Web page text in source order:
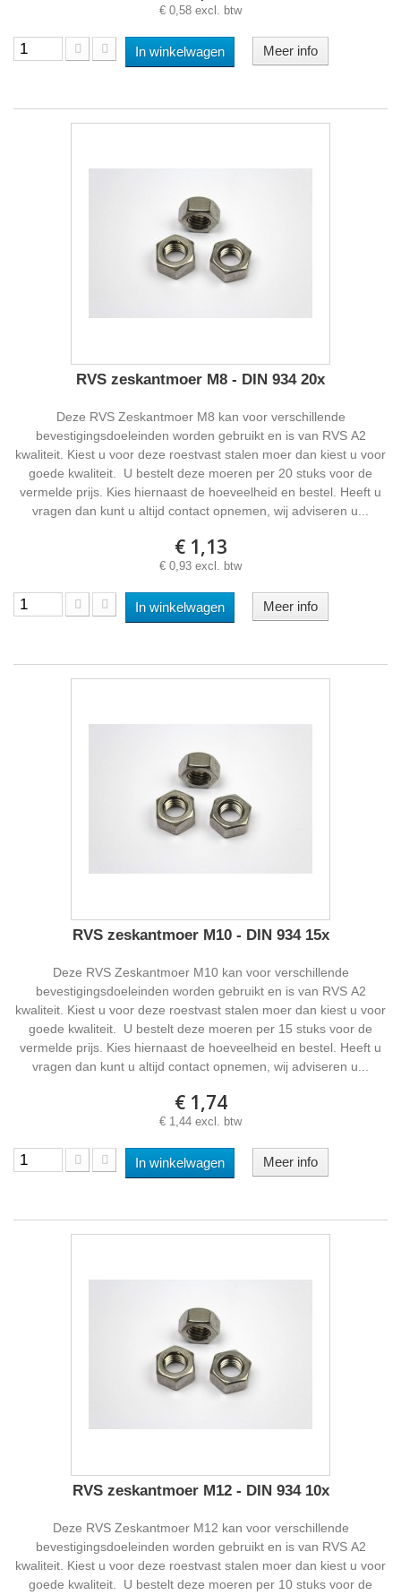
€ 0,58 excl. btw
In winkelwagen Meer info
RVS zeskantmoer M8 - DIN 934 20x
Deze RVS Zeskantmoer M8 kan voor verschillende
bevestigingsdoeleinden worden gebruikt en is van RVS A2
kwaliteit. Kiest u voor deze roestvast stalen moer dan kiest u voor
goede kwaliteit. U bestelt deze moeren per 20 stuks voor de
vermelde prijs. Kies hiernaast de hoeveelheid en bestel. Heeft u
vragen dan kunt u altijd contact opnemen, wij adviseren u...
€ 1,13
€ 0,93 excl. btw
In winkelwagen Meer info
RVS zeskantmoer M10 - DIN 934 15x
Deze RVS Zeskantmoer M10 kan voor verschillende
bevestigingsdoeleinden worden gebruikt en is van RVS A2
kwaliteit. Kiest u voor deze roestvast stalen moer dan kiest u voor
goede kwaliteit. U bestelt deze moeren per 15 stuks voor de
vermelde prijs. Kies hiernaast de hoeveelheid en bestel. Heeft u
vragen dan kunt u altijd contact opnemen, wij adviseren u...
€ 1,74
€ 1,44 excl. btw
In winkelwagen Meer info
RVS zeskantmoer M12 - DIN 934 10x
Deze RVS Zeskantmoer M12 kan voor verschillende
bevestigingsdoeleinden worden gebruikt en is van RVS A2
kwaliteit. Kiest u voor deze roestvast stalen moer dan kiest u voor
goede kwaliteit. U bestelt deze moeren per 10 stuks voor de